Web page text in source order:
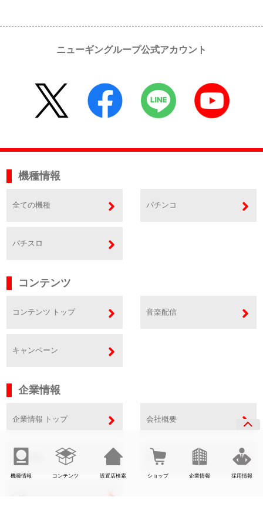
機種情報 コンテンツ 設置店検索 ショップ 企業情報 採用情報
ニューギングループ公式アカウント
機種情報
全ての機種 パチンコ
パチスロ
コンテンツ
コンテンツ トップ 音楽配信
キャンペーン
企業情報
企業情報 トップ 会社概要
事業内容 SDGs